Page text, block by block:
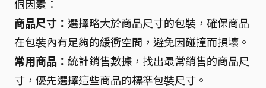
個因素：
商品尺寸： 選擇略大於商品尺寸的包裝，確保商品
在包裝內有足夠的緩衝空間，避免因碰撞而損壞。
常用商品： 統計銷售數據，找出最常銷售的商品尺
寸，優先選擇這些商品的標準包裝尺寸。